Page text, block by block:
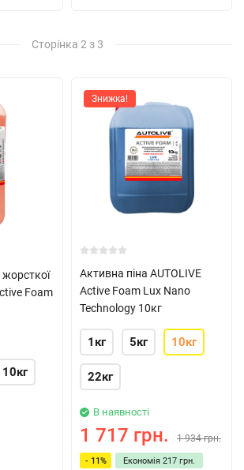
Сторінка 2 з 3
Foam
10кг
Знижка!
Активна піна AUTOLIVE
Active Foam Lux Nano
Technology 10кг
1кг 5кг 10кг
22кг
В наявності
1 717 грн. 1 934 грн.
- 11% Економія 217 грн.